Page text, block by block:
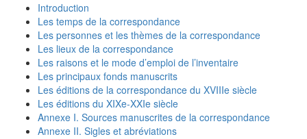
Introduction
Les temps de la correspondance
Les personnes et les thèmes de la correspondance
Les lieux de la correspondance
Les raisons et le mode d’emploi de l’inventaire
Les principaux fonds manuscrits
Les éditions de la correspondance du XVIIIe siècle
Les éditions du XIXe-XXIe siècle
Annexe I. Sources manuscrites de la correspondance
Annexe II. Sigles et abréviations